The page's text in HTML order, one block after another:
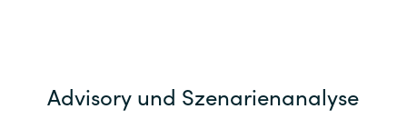
Advisory und Szenarienanalyse